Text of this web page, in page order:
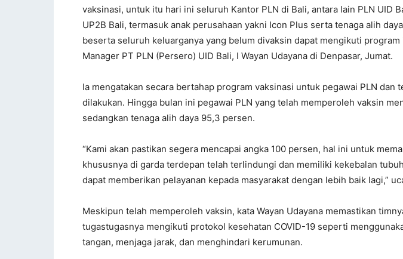
vaksinasi, untuk itu hari ini seluruh Kantor PLN di Bali, antara lain PLN UID
UP2B Bali, termasuk anak perusahaan yakni Icon Plus serta tenaga alih
beserta seluruh keluarganya yang belum divaksin dapat mengikuti program
Manager PT PLN (Persero) UID Bali, I Wayan Udayana di Denpasar, Jumat.
Ia mengatakan secara bertahap program vaksinasi untuk pegawai PLN dan
dilakukan. Hingga bulan ini pegawai PLN yang telah memperoleh vaksin
sedangkan tenaga alih daya 95,3 persen.
“Kami akan pastikan segera mencapai angka 100 persen, hal ini untuk
khususnya di garda terdepan telah terlindungi dan memiliki kekebalan
dapat memberikan pelayanan kepada masyarakat dengan lebih baik lagi,”
Meskipun telah memperoleh vaksin, kata Wayan Udayana memastikan
tugastugasnya mengikuti protokol kesehatan COVID-19 seperti
tangan, menjaga jarak, dan menghindari kerumunan.